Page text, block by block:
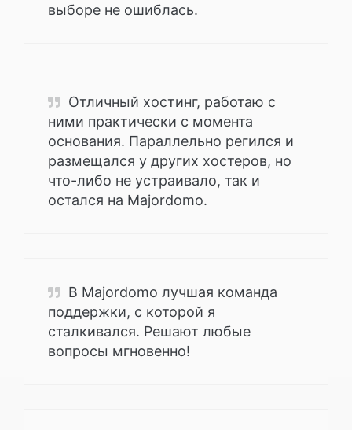
выборе не ошиблась.
Отличный хостинг, работаю с
ними практически с момента
основания. Параллельно регился и
размещался у других хостеров, но
что-либо не устраивало, так и
остался на Majordomo.
В Majordomo лучшая команда
поддержки, с которой я
сталкивался. Решают любые
вопросы мгновенно!